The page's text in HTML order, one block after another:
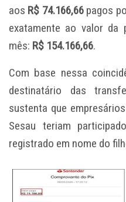
aos R$ 74.166,66pagos
exatamente ao valor da
mês: R$ 154.166,66.
Com base nessa
destinatário das
sustenta que
Sesau teriam
registrado em nome do